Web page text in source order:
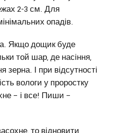
2-3 см. Для
опадів.
Якщо дощик буде
той шар, де насіння,
зерна. І при відсутності
вологи у проростку
– і все! Пиши –